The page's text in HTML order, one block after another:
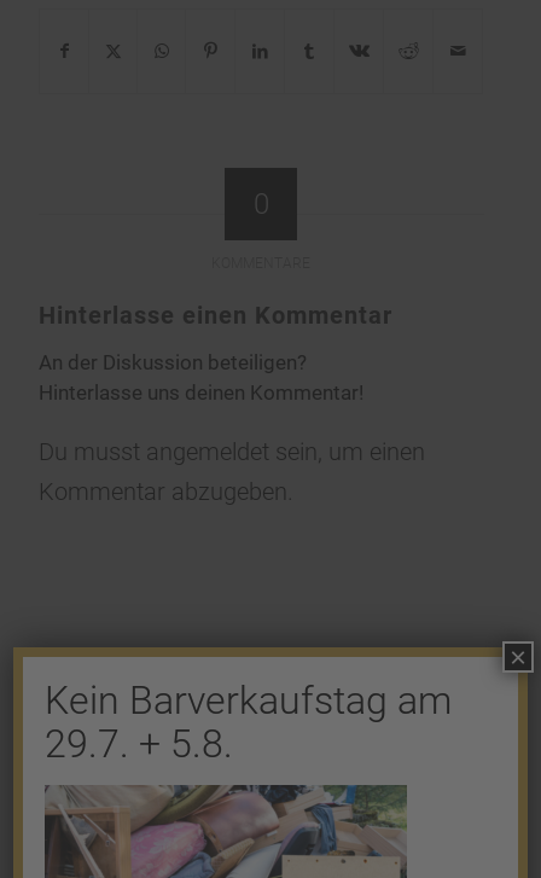
0
Hinterlasse einen Kommentar
An der Diskussion beteiligen?
Hinterlasse uns deinen Kommentar!
Du musst angemeldet sein, um einen
Kommentar abzugeben.
Shop
Gold
Granalien
Palladium
Kein Barverkaufstag am
29.7. + 5.8.
×